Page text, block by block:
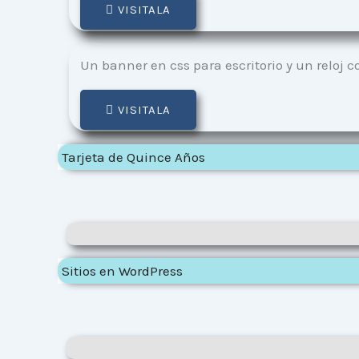
VISITALA
Un banner en css para escritorio y un reloj
VISITALA
Tarjeta de Quince Años
Sitios en WordPress